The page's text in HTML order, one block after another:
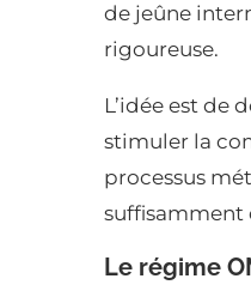
de jeûne
rigoureuse.
L’idée est de
stimuler la
processus
suffisamment
Le régime